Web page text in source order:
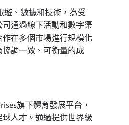
遊、數據和技術，為受
通過線下活動和數字渠
在多個市場進行規模化
調一致、可衡量的成
旗下體育發展平台，
人才。通過提供世界級